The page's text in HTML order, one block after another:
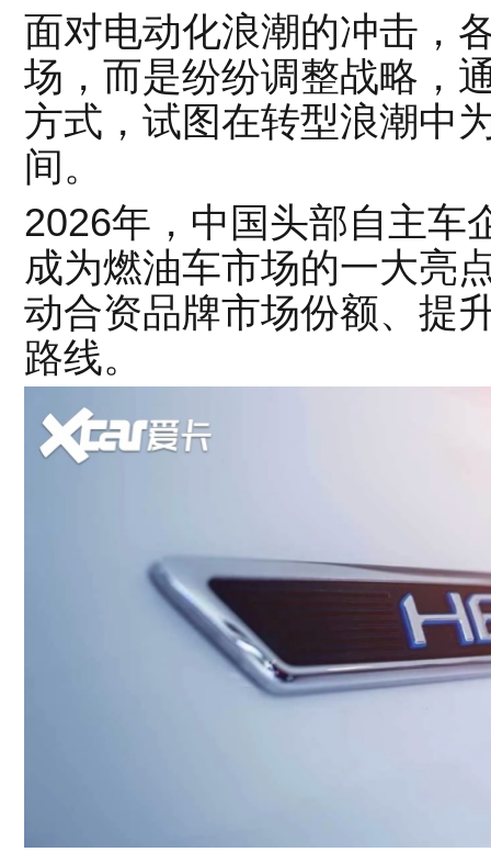
面对电动化浪潮的冲击，
场，而是纷纷调整战略，
方式，试图在转型浪潮中
间。
2026年，中国头部自主车
成为燃油车市场的一大亮
动合资品牌市场份额、提
路线。